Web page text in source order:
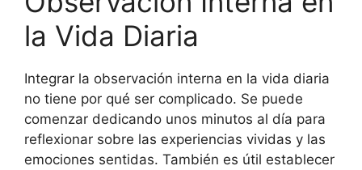
la Vida Diaria
Integrar la observación interna en la vida diaria
no tiene por qué ser complicado. Se puede
comenzar dedicando unos minutos al día para
reflexionar sobre las experiencias vividas y las
emociones sentidas. También es útil establecer